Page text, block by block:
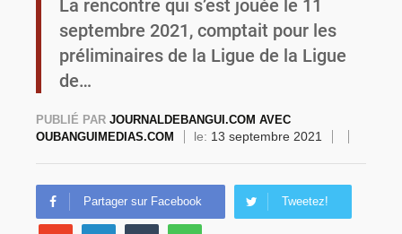
Commémoration du 4 août : Ibrahim Traoré appelle à une mobilisation totale pour la souveraineté nationale
La rencontre qui s’est jouée le 11
septembre 2021, comptait pour les
préliminaires de la Ligue de la Ligue
de…
PUBLIÉ PAR JOURNALDEBANGUI.COM AVEC
OUBANGUIMEDIAS.COM
le: 13 septembre 2021
Partager sur Facebook Tweetez!